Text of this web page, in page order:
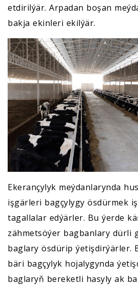
etdirilýär. Arpadan boşan
bakja ekinleri ekilýär.
Ekerançylyk meýdanlarynda
işgärleri bagçylygy ösdürmek
tagallalar edýärler. Bu ýerde
zähmetsöýer bagbanlary dürli
baglary ösdürip ýetişdirýärler.
bäri bagçylyk hojalygynda
baglaryň bereketli hasyly ak